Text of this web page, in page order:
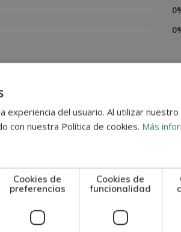
experiencia del usuario. Al utilizar
con nuestra Política de cookies. Más
Cookies de
preferencias
Cookies de
funcionalidad